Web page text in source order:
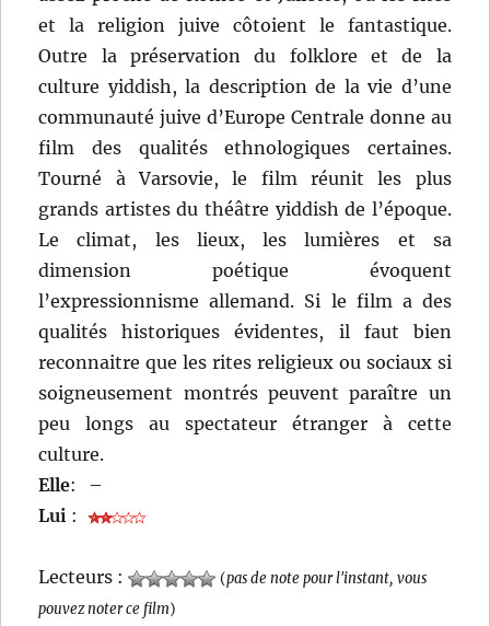
et la religion juive côtoient le fantastique.
Outre la préservation du folklore et de la
culture yiddish, la description de la vie d’une
communauté juive d’Europe Centrale donne au
film des qualités ethnologiques certaines.
Tourné à Varsovie, le film réunit les plus
grands artistes du théâtre yiddish de l’époque.
Le climat, les lieux, les lumières et sa
dimension poétique évoquent
l’expressionnisme allemand. Si le film a des
qualités historiques évidentes, il faut bien
reconnaitre que les rites religieux ou sociaux si
soigneusement montrés peuvent paraître un
peu longs au spectateur étranger à cette
culture.
Elle:
–
Lui :
Lecteurs : (pas de note pour l'instant, vous
pouvez noter ce film)